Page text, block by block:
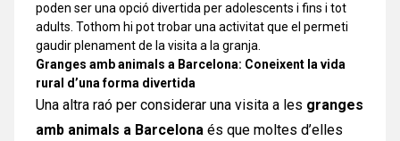
poden ser una opció divertida per adolescents i fins i tot
adults. Tothom hi pot trobar una activitat que el permeti
gaudir plenament de la visita a la granja.
Granges amb animals a Barcelona: Coneixent la vida
rural d’una forma divertida
Una altra raó per considerar una visita a les granges
amb animals a Barcelona és que moltes d’elles